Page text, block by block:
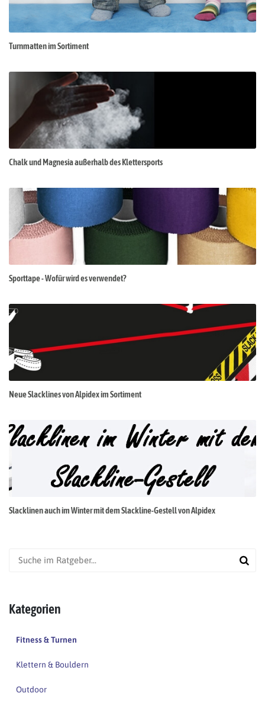
Turnmatten im Sortiment
Chalk und Magnesia außerhalb des Klettersports
Sporttape - Wofür wird es verwendet?
Neue Slacklines von Alpidex im Sortiment
Slacklinen auch im Winter mit dem Slackline-Gestell von Alpidex
Kategorien
Fitness & Turnen
Klettern & Bouldern
Outdoor